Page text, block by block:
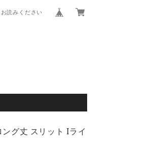
お読みください
グ丈 スリット Iライ